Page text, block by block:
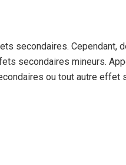
secondaires. Cependant,
secondaires mineurs.
ou tout autre effet